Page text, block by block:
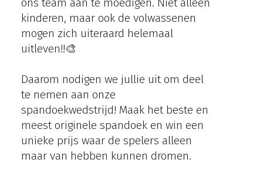
ons team aan te moedigen. Niet alleen
kinderen, maar ook de volwassenen
mogen zich uiteraard helemaal
uitleven!!🎨
Daarom nodigen we jullie uit om deel
te nemen aan onze
spandoekwedstrijd! Maak het beste en
meest originele spandoek en win een
unieke prijs waar de spelers alleen
maar van hebben kunnen dromen.